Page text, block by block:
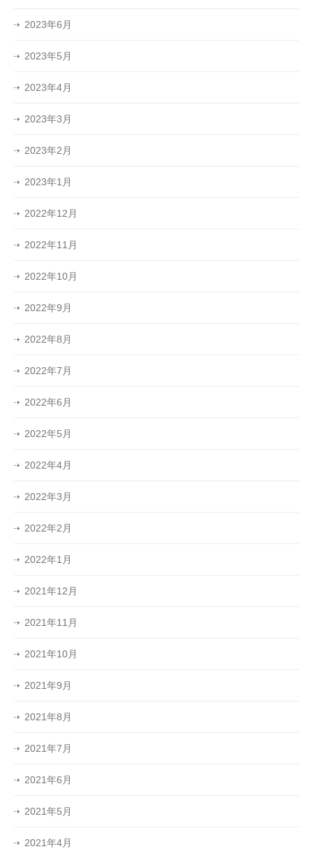
2023年6月
2023年5月
2023年4月
2023年3月
2023年2月
2023年1月
2022年12月
2022年11月
2022年10月
2022年9月
2022年8月
2022年7月
2022年6月
2022年5月
2022年4月
2022年3月
2022年2月
2022年1月
2021年12月
2021年11月
2021年10月
2021年9月
2021年8月
2021年7月
2021年6月
2021年5月
2021年4月